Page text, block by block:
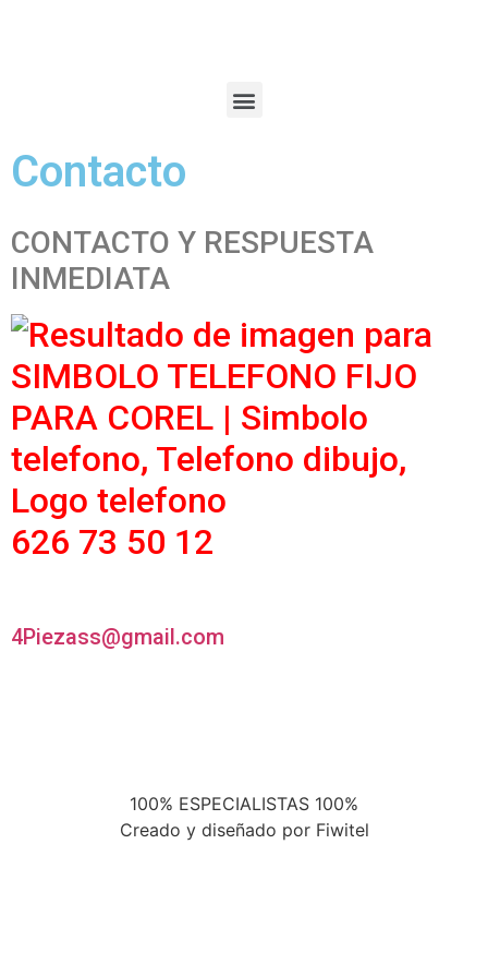
Contacto
CONTACTO Y RESPUESTA
INMEDIATA
626 73 50 12
4Piezass@gmail.com
100% ESPECIALISTAS 100%
Creado y diseñado por Fiwitel